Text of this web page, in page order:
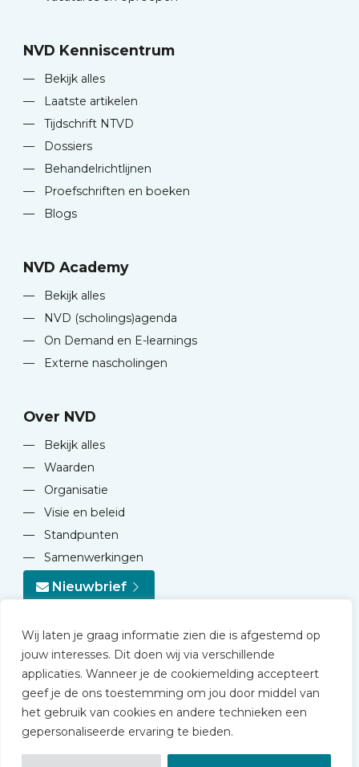
Wij laten je graag informatie zien die is afgestemd op
jouw interesses. Dit doen wij via verschillende
applicaties. Wanneer je de cookiemelding accepteert
geef je de ons toestemming om jou door middel van
het gebruik van cookies en andere technieken een
gepersonaliseerde ervaring te bieden.
NVD Kenniscentrum
—
Bekijk alles
—
Laatste artikelen
—
Tijdschrift NTVD
—
Dossiers
—
Behandelrichtlijnen
—
Proefschriften en boeken
—
Blogs
NVD Academy
—
Bekijk alles
—
NVD (scholings)agenda
—
On Demand en E-learnings
—
Externe nascholingen
Over NVD
—
Bekijk alles
—
Waarden
—
Organisatie
—
Visie en beleid
—
Standpunten
—
Samenwerkingen
Nieuwbrief
© 2026 NVD
Privacy statement
Disclaimer